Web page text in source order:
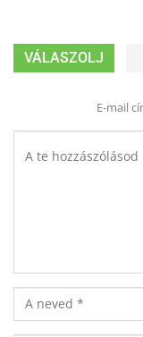
VÁLASZOLJ
E-mail